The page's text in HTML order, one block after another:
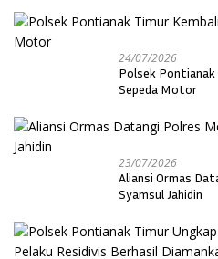
24/07/2026
Polsek Pontianak
Sepeda Motor
23/07/2026
Aliansi Ormas
Syamsul Jahidin